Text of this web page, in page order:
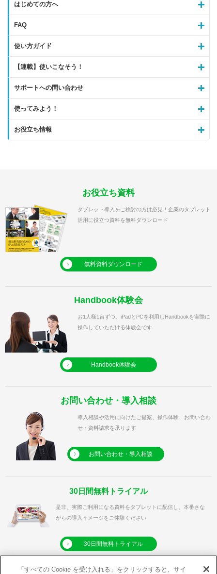
はじめての方へ
FAQ
使い方ガイド
【連載】使いこなそう！
サポートへの問い合わせ
使ってみよう！
お役立ち情報
お役立ち資料
タブレット導入をご検討の方は必見！企業のタブレット
活用に役立つ資料を無料ダウンロード
無料資料ダウンロード
Handbook体験会
お1人様1台ずつ、iPadとPCを利用しHandbookを実際に
操作していただける体験会です
Handbook体験会
お問い合わせ・導入相談
導入相談や活用に向けたご提案、操作体験、お問い合わ
せ・資料請求を承ります
お問い合わせ・導入相談
30日間無料トライアル
是非、実際ご利用になる資料をタブレットに配信し、本番さな
がらの導入イメージをご体験ください
30日間無料トライアル
「すべての Cookie を受け入れる」をクリックすると、サイ